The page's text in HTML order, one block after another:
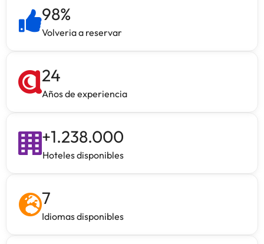
98%
Volveria a reservar
24
Años de experiencia
+1.238.000
Hoteles disponibles
7
Idiomas disponibles